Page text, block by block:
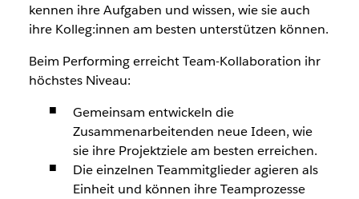
kennen ihre Aufgaben und wissen, wie sie auch
ihre Kolleg:innen am besten unterstützen können.
Beim Performing erreicht Team-Kollaboration ihr
höchstes Niveau:
Gemeinsam entwickeln die
Zusammenarbeitenden neue Ideen, wie
sie ihre Projektziele am besten erreichen.
Die einzelnen Teammitglieder agieren als
Einheit und können ihre Teamprozesse